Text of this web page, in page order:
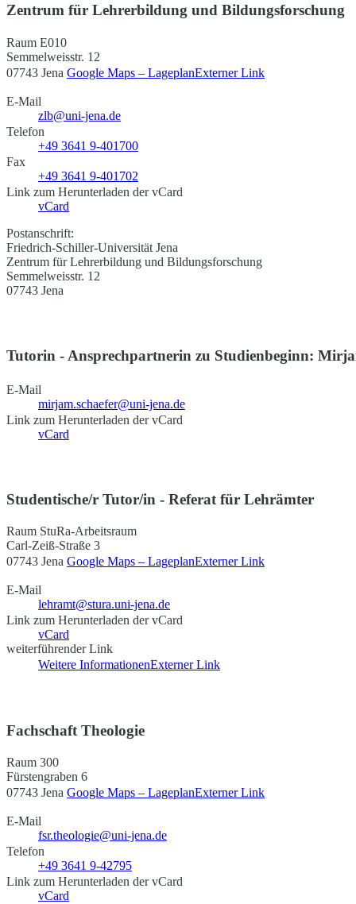
Zentrum für Lehrerbildung und Bildungsforschung
Raum E010
Semmelweisstr. 12
07743 Jena Google Maps – LageplanExterner Link
E-Mail
zlb@uni-jena.de
Telefon
+49 3641 9-401700
Fax
+49 3641 9-401702
Link zum Herunterladen der vCard
vCard
Postanschrift:
Friedrich-Schiller-Universität Jena
Zentrum für Lehrerbildung und Bildungsforschung
Semmelweisstr. 12
07743 Jena
Tutorin - Ansprechpartnerin zu Studienbeginn:
E-Mail
mirjam.schaefer@uni-jena.de
Link zum Herunterladen der vCard
vCard
Studentische/r Tutor/in - Referat für Lehrämter
Raum StuRa-Arbeitsraum
Carl-Zeiß-Straße 3
07743 Jena Google Maps – LageplanExterner Link
E-Mail
lehramt@stura.uni-jena.de
Link zum Herunterladen der vCard
vCard
weiterführender Link
Weitere InformationenExterner Link
Fachschaft Theologie
Raum 300
Fürstengraben 6
07743 Jena Google Maps – LageplanExterner Link
E-Mail
fsr.theologie@uni-jena.de
Telefon
+49 3641 9-42795
Link zum Herunterladen der vCard
vCard